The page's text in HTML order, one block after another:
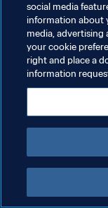
DATENSCHUTZ
COOKIE-
social media
information about
media, advertising
your cookie
right and place a
information